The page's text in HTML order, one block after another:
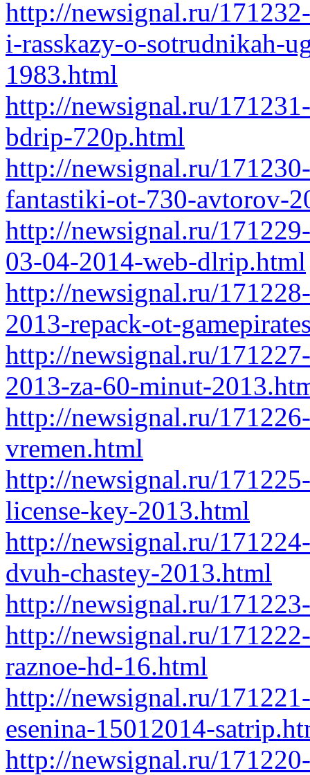
http://newsignal.ru/
i-rasskazy-o-sotrudnikah-
1983.html
http://newsignal.ru/
bdrip-720p.html
http://newsignal.ru/
fantastiki-ot-730-avtorov-
http://newsignal.ru/
03-04-2014-web-dlrip.html
http://newsignal.ru/
2013-repack-ot-
http://newsignal.ru/
2013-za-60-minut-
http://newsignal.ru/
vremen.html
http://newsignal.ru/
license-key-2013.html
http://newsignal.ru/
dvuh-chastey-2013.html
http://newsignal.ru/
http://newsignal.ru/
raznoe-hd-16.html
http://newsignal.ru/
esenina-15012014-
http://newsignal.ru/